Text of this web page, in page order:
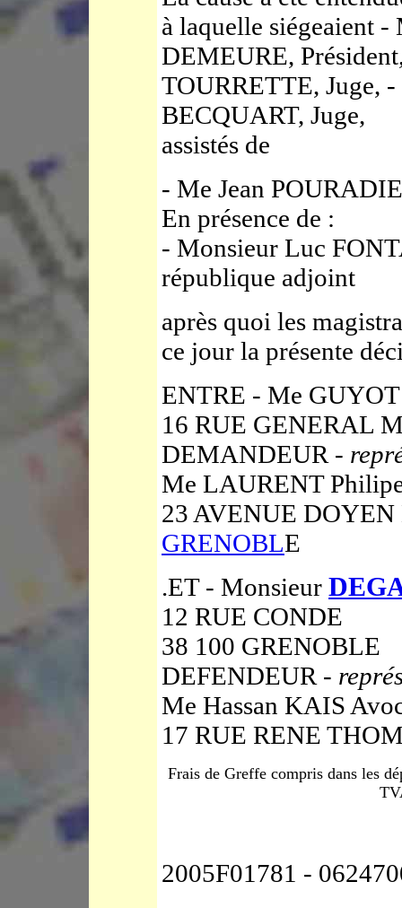
à laquelle siégeaient
DEMEURE,
TOURRETTE, Juge,
BECQUART, Juge,
assistés de
- Me Jean
En présence de :
- Monsieur Luc
république adjoint
après quoi les
ce jour la présente
ENTRE - Me GUYOT
16 RUE GENERAL
DEMANDEUR -
Me LAURENT
23 AVENUE
GRENOBLE
.ET - Monsieur
12 RUE CONDE
38 100 GRENOBLE
DEFENDEUR -
Me Hassan KAIS
17 RUE RENE
Frais de Greffe compris dans les
2005F01781 -